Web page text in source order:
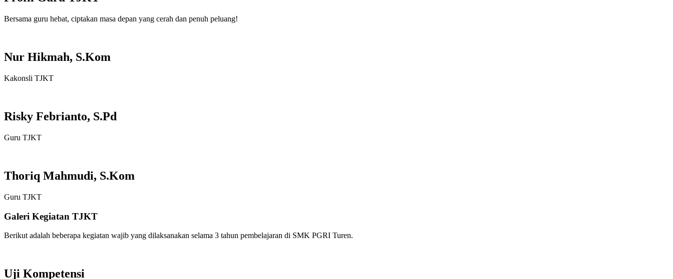
Bersama guru hebat, ciptakan masa depan yang cerah dan penuh peluang!
Nur Hikmah, S.Kom
Kakonsli TJKT
Risky Febrianto, S.Pd
Guru TJKT
Thoriq Mahmudi, S.Kom
Guru TJKT
Galeri Kegiatan TJKT
Berikut adalah beberapa kegiatan wajib yang dilaksanakan selama 3 tahun pembelajaran di SMK PGRI Turen.
Uji Kompetensi